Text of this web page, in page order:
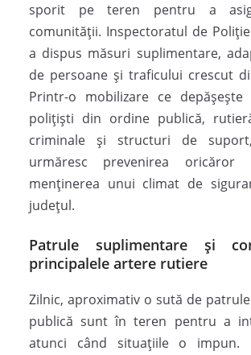
sporit pe teren pentru a
comunității. Inspectoratul de
a dispus măsuri suplimentare,
de persoane și traficului crescut
Printr-o mobilizare ce
polițiști din ordine publică,
criminale și structuri de
urmăresc prevenirea oricăror
menținerea unui climat de
județul.
Patrule suplimentare și
principalele artere rutiere
Zilnic, aproximativ o sută de
publică sunt în teren pentru a
atunci când situațiile o impun.